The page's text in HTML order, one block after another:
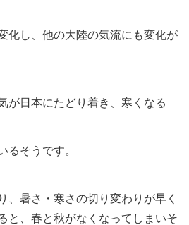
化し、他の大陸の気流にも変化が
が日本にたどり着き、寒くなる
るそうです。
、暑さ・寒さの切り変わりが早く
と、春と秋がなくなってしまいそ